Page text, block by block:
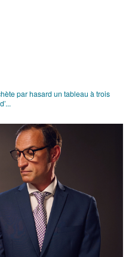
par hasard un tableau à trois